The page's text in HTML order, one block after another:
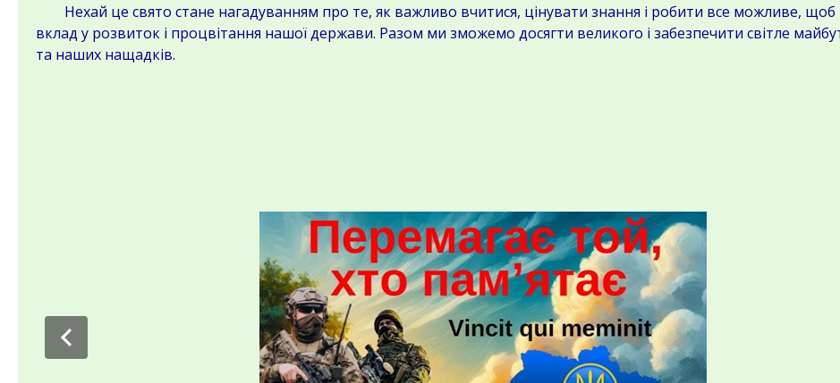
Нехай це свято стане нагадуванням про те, як важливо вчитися, цінувати знання і робити все можливе, щоб
вклад у розвиток і процвітання нашої держави. Разом ми зможемо досягти великого і забезпечити світле
та наших нащадків.